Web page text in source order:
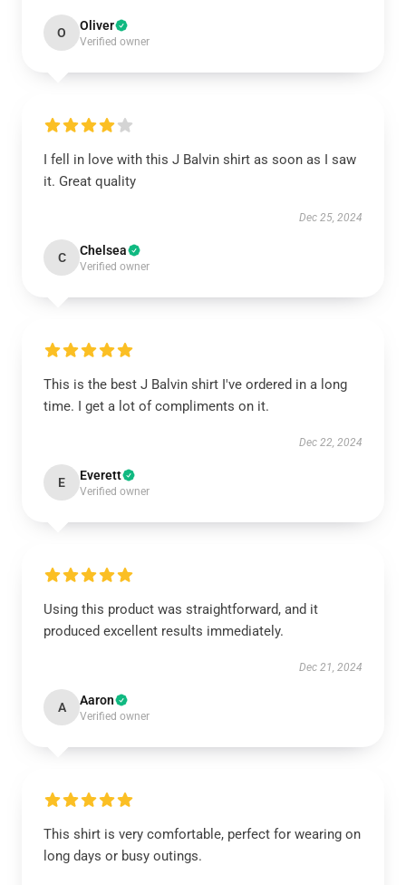
O Oliver
Verified owner
I fell in love with this J Balvin shirt as soon as I saw
it. Great quality
Dec 25, 2024
C Chelsea
Verified owner
This is the best J Balvin shirt I've ordered in a long
time. I get a lot of compliments on it.
Dec 22, 2024
E Everett
Verified owner
Using this product was straightforward, and it
produced excellent results immediately.
Dec 21, 2024
A Aaron
Verified owner
This shirt is very comfortable, perfect for wearing on
long days or busy outings.